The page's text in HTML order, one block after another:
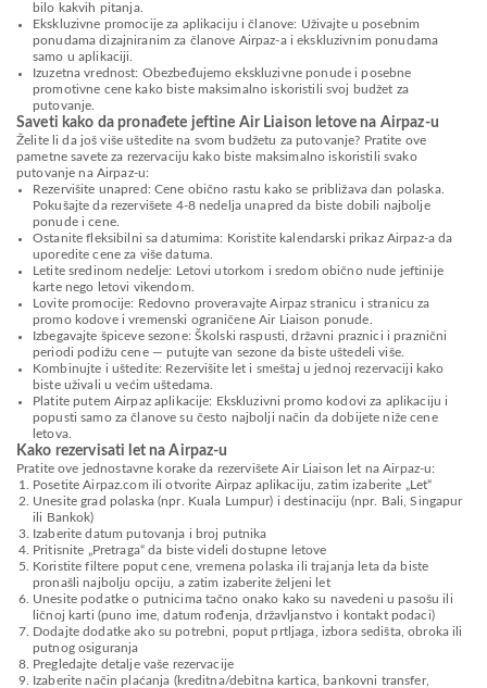
bilo kakvih pitanja.
Ekskluzivne promocije za aplikaciju i članove: Uživajte u posebnim
ponudama dizajniranim za članove Airpaz-a i ekskluzivnim ponudama
samo u aplikaciji.
Izuzetna vrednost: Obezbeđujemo ekskluzivne ponude i posebne
promotivne cene kako biste maksimalno iskoristili svoj budžet za
putovanje.
Saveti kako da pronađete jeftine Air Liaison letove na Airpaz-u
Želite li da još više uštedite na svom budžetu za putovanje? Pratite ove
pametne savete za rezervaciju kako biste maksimalno iskoristili svako
putovanje na Airpaz-u:
Rezervišite unapred: Cene obično rastu kako se približava dan polaska.
Pokušajte da rezervišete 4-8 nedelja unapred da biste dobili najbolje
ponude i cene.
Ostanite fleksibilni sa datumima: Koristite kalendarski prikaz Airpaz-a da
uporedite cene za više datuma.
Letite sredinom nedelje: Letovi utorkom i sredom obično nude jeftinije
karte nego letovi vikendom.
Lovite promocije: Redovno proveravajte Airpaz stranicu i stranicu za
promo kodove i vremenski ograničene Air Liaison ponude.
Izbegavajte špiceve sezone: Školski raspusti, državni praznici i praznični
periodi podižu cene — putujte van sezone da biste uštedeli više.
Kombinujte i uštedite: Rezervišite let i smeštaj u jednoj rezervaciji kako
biste uživali u većim uštedama.
Platite putem Airpaz aplikacije: Ekskluzivni promo kodovi za aplikaciju i
popusti samo za članove su često najbolji način da dobijete niže cene
letova.
Kako rezervisati let na Airpaz-u
Pratite ove jednostavne korake da rezervišete Air Liaison let na Airpaz-u:
Posetite Airpaz.com ili otvorite Airpaz aplikaciju, zatim izaberite „Let“
Unesite grad polaska (npr. Kuala Lumpur) i destinaciju (npr. Bali, Singapur
ili Bankok)
Izaberite datum putovanja i broj putnika
Pritisnite „Pretraga“ da biste videli dostupne letove
Koristite filtere poput cene, vremena polaska ili trajanja leta da biste
pronašli najbolju opciju, a zatim izaberite željeni let
Unesite podatke o putnicima tačno onako kako su navedeni u pasošu ili
ličnoj karti (puno ime, datum rođenja, državljanstvo i kontakt podaci)
Dodajte dodatke ako su potrebni, poput prtljaga, izbora sedišta, obroka ili
putnog osiguranja
Pregledajte detalje vaše rezervacije
Izaberite način plaćanja (kreditna/debitna kartica, bankovni transfer,